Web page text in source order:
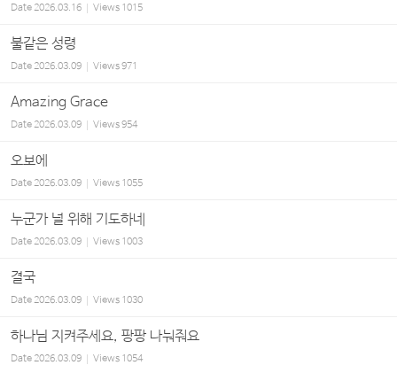
Date2026.03.16 Views 1015
불같은 성령
Date2026.03.09 Views971
Amazing Grace
Date2026.03.09 Views954
오보에
Date2026.03.09 Views 1055
누군가 널 위해 기도하네
Date2026.03.09 Views 1003
결국
Date2026.03.09 Views 1030
하나님 지켜주세요, 팡팡 나눠줘요
Date2026.03.09 Views 1054